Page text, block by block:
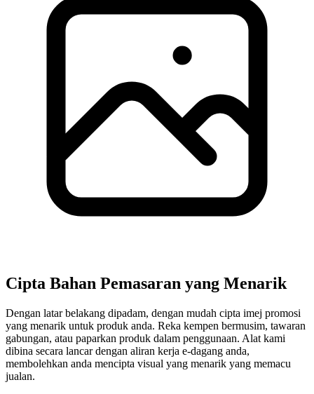
Cipta Bahan Pemasaran yang Menarik
Dengan latar belakang dipadam, dengan mudah cipta imej promosi
yang menarik untuk produk anda. Reka kempen bermusim, tawaran
gabungan, atau paparkan produk dalam penggunaan. Alat kami
dibina secara lancar dengan aliran kerja e-dagang anda,
membolehkan anda mencipta visual yang menarik yang memacu
jualan.